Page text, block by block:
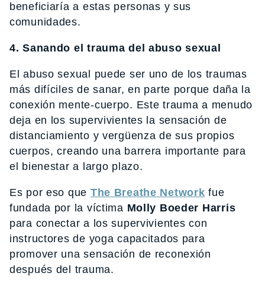
beneficiaría a estas personas y sus
comunidades.
4. Sanando el trauma del abuso sexual
El abuso sexual puede ser uno de los traumas
más difíciles de sanar, en parte porque daña la
conexión mente-cuerpo. Este trauma a menudo
deja en los supervivientes la sensación de
distanciamiento y vergüenza de sus propios
cuerpos, creando una barrera importante para
el bienestar a largo plazo.
Es por eso que The Breathe Network fue
fundada por la víctima Molly Boeder Harris
para conectar a los supervivientes con
instructores de yoga capacitados para
promover una sensación de reconexión
después del trauma.